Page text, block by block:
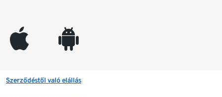
appleinc android
Szerződéstől való elállás